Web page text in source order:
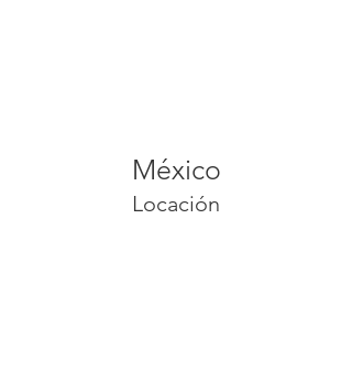
México
Locación